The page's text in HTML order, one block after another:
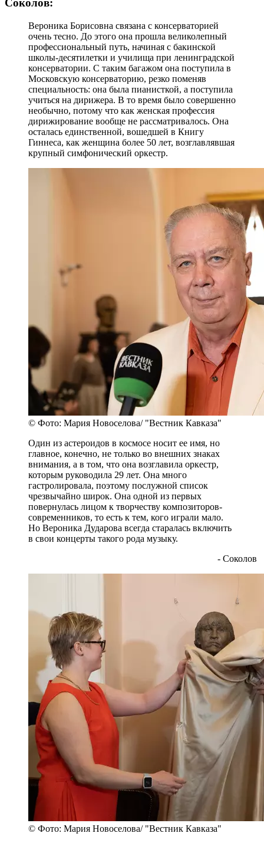
Соколов:
Вероника Борисовна связана с консерваторией
очень тесно. До этого она прошла великолепный
профессиональный путь, начиная с бакинской
школы-десятилетки и училища при ленинградской
консерватории. С таким багажом она поступила в
Московскую консерваторию, резко поменяв
специальность: она была пианисткой, а поступила
учиться на дирижера. В то время было совершенно
необычно, потому что как женская профессия
дирижирование вообще не рассматривалось. Она
осталась единственной, вошедшей в Книгу
Гиннеса, как женщина более 50 лет, возглавлявшая
крупный симфонический оркестр.
© Фото: Мария Новоселова/ "Вестник Кавказа"
Один из астероидов в космосе носит ее имя, но
главное, конечно, не только во внешних знаках
внимания, а в том, что она возглавила оркестр,
которым руководила 29 лет. Она много
гастролировала, поэтому послужной список
чрезвычайно широк. Она одной из первых
повернулась лицом к творчеству композиторов-
современников, то есть к тем, кого играли мало.
Но Вероника Дударова всегда старалась включить
в свои концерты такого рода музыку.
- Соколов
© Фото: Мария Новоселова/ "Вестник Кавказа"